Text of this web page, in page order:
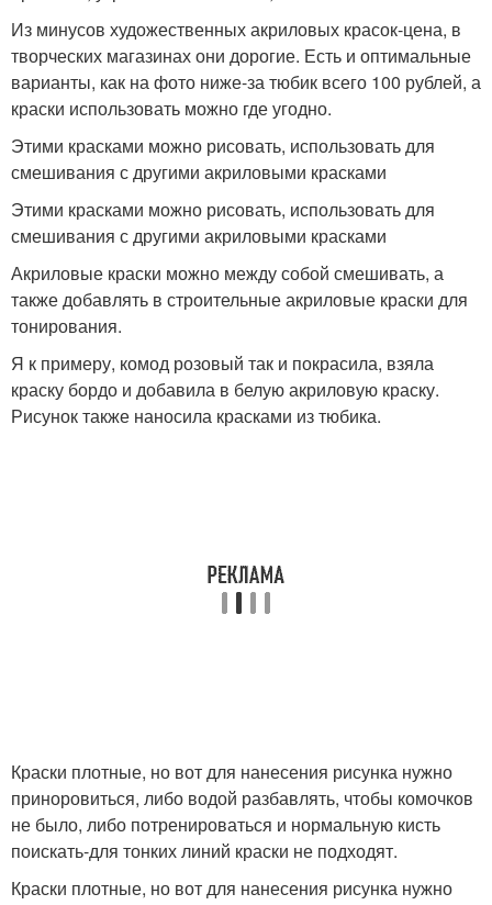
Из минусов художественных акриловых красок-цена, в
творческих магазинах они дорогие. Есть и оптимальные
варианты, как на фото ниже-за тюбик всего 100 рублей, а
краски использовать можно где угодно.
Этими красками можно рисовать, использовать для
смешивания с другими акриловыми красками
Этими красками можно рисовать, использовать для
смешивания с другими акриловыми красками
Акриловые краски можно между собой смешивать, а
также добавлять в строительные акриловые краски для
тонирования.
Я к примеру, комод розовый так и покрасила, взяла
краску бордо и добавила в белую акриловую краску.
Рисунок также наносила красками из тюбика.
Краски плотные, но вот для нанесения рисунка нужно
приноровиться, либо водой разбавлять, чтобы комочков
не было, либо потренироваться и нормальную кисть
поискать-для тонких линий краски не подходят.
Краски плотные, но вот для нанесения рисунка нужно